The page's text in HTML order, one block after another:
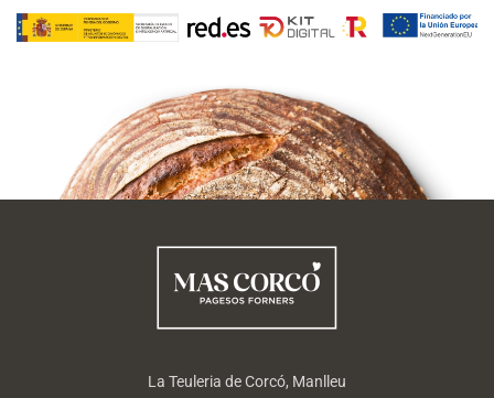
La Teuleria de Corcó, Manlleu